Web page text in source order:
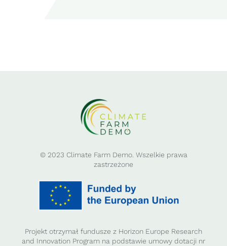
© 2023 Climate Farm Demo. Wszelkie prawa
zastrzeżone
Projekt otrzymał fundusze z Horizon Europe Research
and Innovation Program na podstawie umowy dotacji nr